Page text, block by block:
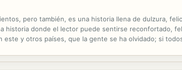
pero también, es una historia llena de dulzura,
historia donde el lector puede sentirse reconfortado,
y otros países, que la gente se ha olvidado; si